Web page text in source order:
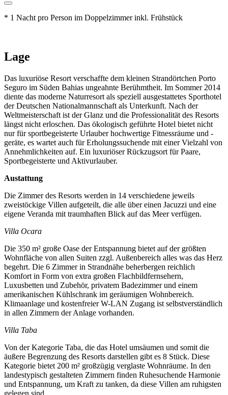
* 1 Nacht pro Person im Doppelzimmer inkl. Frühstück
Lage
Das luxuriöse Resort verschaffte dem kleinen Strandörtchen Porto
Seguro im Süden Bahias ungeahnte Berühmtheit. Im Sommer 2014
diente das moderne Naturresort als speziell ausgestattetes Sporthotel
der Deutschen Nationalmannschaft als Unterkunft. Nach der
Weltmeisterschaft ist der Glanz und die Professionalität des Resorts
längst nicht erloschen. Das ökologisch geführte Hotel bietet nicht
nur für sportbegeisterte Urlauber hochwertige Fitnessräume und -
geräte, es wartet auch für Erholungssuchende mit einer Vielzahl von
Annehmlichkeiten auf. Ein luxuriöser Rückzugsort für Paare,
Sportbegeisterte und Aktivurlauber.
Austattung
Die Zimmer des Resorts werden in 14 verschiedene jeweils
zweistöckige Villen aufgeteilt, die alle über einen Jacuzzi und eine
eigene Veranda mit traumhaften Blick auf das Meer verfügen.
Villa Ocara
Die 350 m² große Oase der Entspannung bietet auf der größten
Wohnfläche von allen Suiten zzgl. Außenbereich alles was das Herz
begehrt. Die 6 Zimmer in Strandnähe beherbergen reichlich
Komfort in Form von extra großen Flachbildfernsehern,
Luxusbetten und Zubehör, privatem Badezimmer und einem
amerikanischen Kühlschrank im geräumigen Wohnbereich.
Klimaanlage und kostenfreier W-LAN Zugang ist selbstverständlich
in allen Zimmern der Anlage vorhanden.
Villa Taba
Von der Kategorie Taba, die das Hotel umsäumen und somit die
äußere Begrenzung des Resorts darstellen gibt es 8 Stück. Diese
Kategorie bietet 200 m² großzügig verglaste Wohnräume. In den
landestypisch gestalteten Zimmern finden Ruhesuchende Harmonie
und Entspannung, um Kraft zu tanken, da diese Villen am ruhigsten
gelegen sind.